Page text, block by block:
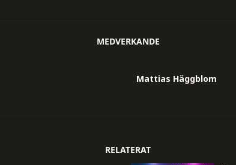
MEDVERKANDE
Mattias Häggblom
RELATERAT